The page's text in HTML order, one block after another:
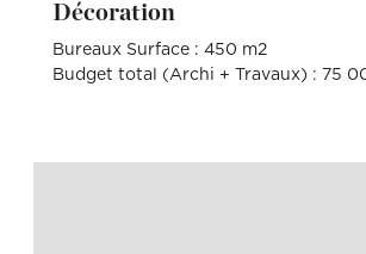
Décoration
Bureaux Surface : 450 m2
Budget total (Archi + Travaux) : 75